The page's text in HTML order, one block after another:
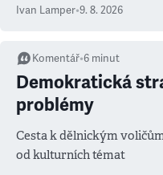
Ivan Lamper•9. 8. 2026
Komentář•6 minut
Demokratická
problémy
Cesta k dělnickým
od kulturních témat